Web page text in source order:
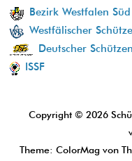
Bezirk Westfalen Süd
Westfälischer
Deutscher
ISSF
Copyright © 2026
Theme: ColorMag von